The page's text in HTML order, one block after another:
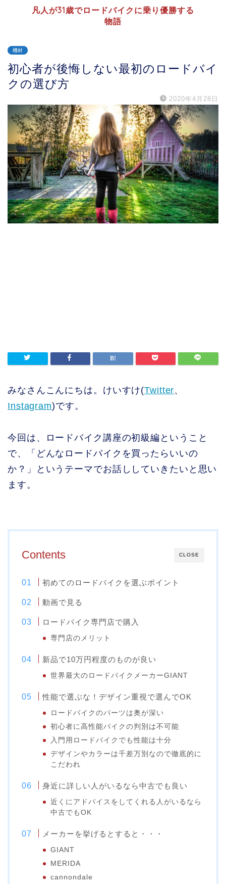
凡人が31歳でロードバイクに乗り優勝する
物語
機材
初心者が後悔しない最初のロードバイ
クの選び方
2020年4月28日
みなさんこんにちは。けいすけ(Twitter、
Instagram)です。
今回は、ロードバイク講座の初級編ということ
で、「どんなロードバイクを買ったらいいの
か？」というテーマでお話ししていきたいと思い
ます。
CLOSE
Contents
初めてのロードバイクを選ぶポイント
動画で見る
ロードバイク専門店で購入
専門店のメリット
新品で10万円程度のものが良い
世界最大のロードバイクメーカーGIANT
性能で選ぶな！デザイン重視で選んでOK
ロードバイクのパーツは奥が深い
初心者に高性能バイクの判別は不可能
入門用ロードバイクでも性能は十分
デザインやカラーは千差万別なので徹底的に
こだわれ
身近に詳しい人がいるなら中古でも良い
近くにアドバイスをしてくれる人がいるなら
中古でもOK
メーカーを挙げるとすると・・・
GIANT
MERIDA
cannondale